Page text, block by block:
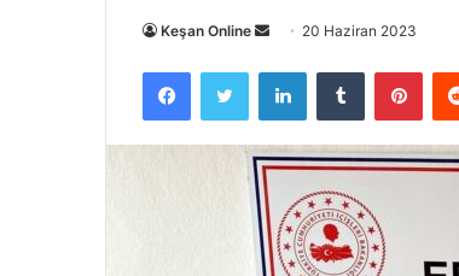
Keşan Online
Bir
posta
göndermek
20 Haziran 2023
FacebookTwitter LinkedInTumblr